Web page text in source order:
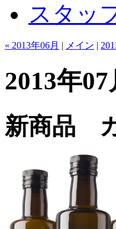
スタッ
« 2013年06月 | メイン |
2013年07
新商品